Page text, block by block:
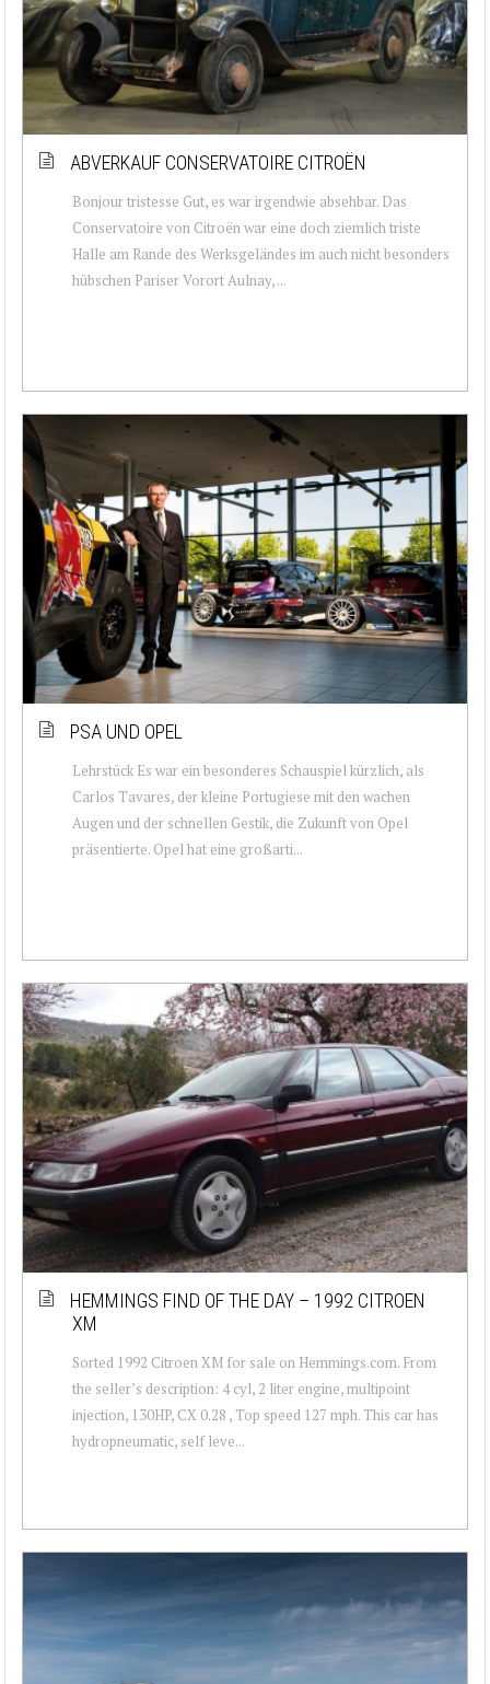
ABVERKAUF CONSERVATOIRE CITROËN
Bonjour tristesse Gut, es war irgendwie absehbar. Das
Conservatoire von Citroën war eine doch ziemlich triste
Halle am Rande des Werksgeländes im auch nicht besonders
hübschen Pariser Vorort Aulnay, ...
PSA UND OPEL
Lehrstück Es war ein besonderes Schauspiel kürzlich, als
Carlos Tavares, der kleine Portugiese mit den wachen
Augen und der schnellen Gestik, die Zukunft von Opel
präsentierte. Opel hat eine großarti...
HEMMINGS FIND OF THE DAY – 1992 CITROEN
XM
Sorted 1992 Citroen XM for sale on Hemmings.com. From
the seller’s description: 4 cyl, 2 liter engine, multipoint
injection, 130HP, CX 0.28 , Top speed 127 mph. This car has
hydropneumatic, self leve...